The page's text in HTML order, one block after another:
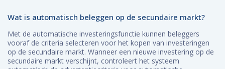
Wat is automatisch beleggen op de secundaire markt?
Met de automatische investeringsfunctie kunnen beleggers
vooraf de criteria selecteren voor het kopen van investeringen
op de secundaire markt. Wanneer een nieuwe investering op de
secundaire markt verschijnt, controleert het systeem